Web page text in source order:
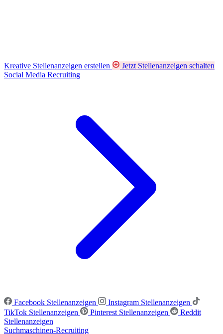
Kreative Stellenanzeigen erstellen
Jetzt Stellenanzeigen schalten
Social Media Recruiting
Facebook Stellenanzeigen
Instagram Stellenanzeigen
TikTok Stellenanzeigen
Pinterest Stellenanzeigen
Reddit
Stellenanzeigen
Suchmaschinen-Recruiting